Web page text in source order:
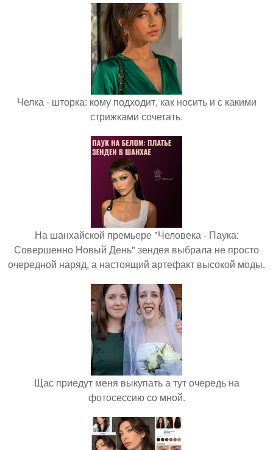
Челка - шторка: кому подходит, как носить и с какими
стрижками сочетать.
На шанхайской премьере "Человека - Паука:
Совершенно Новый День" зендея выбрала не просто
очередной наряд, а настоящий артефакт высокой моды.
Щас приедут меня выкупать а тут очередь на
фотосессию со мной.